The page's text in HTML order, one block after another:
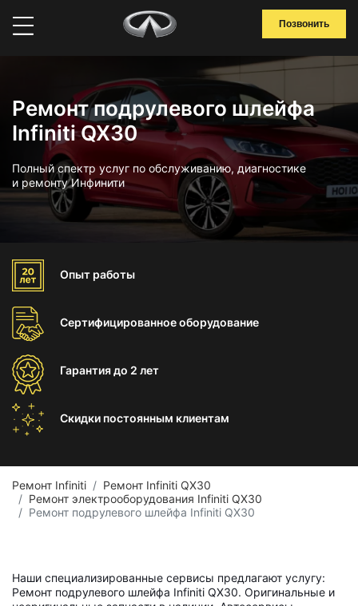
Позвонить
Ремонт подрулевого шлейфа
Infiniti QX30
Полный спектр услуг по обслуживанию, диагностике
и ремонту Инфинити
Опыт работы
Сертифицированноеоборудование
Гарантиядо 2 лет
Скидки постоянным клиентам
Ремонт Infiniti
Ремонт Infiniti QX30
Ремонт электрооборудования Infiniti QX30
Ремонт подрулевого шлейфа Infiniti QX30
Наши специализированные сервисы предлагают услугу:
Ремонт подрулевого шлейфа Infiniti QX30. Оригинальные и